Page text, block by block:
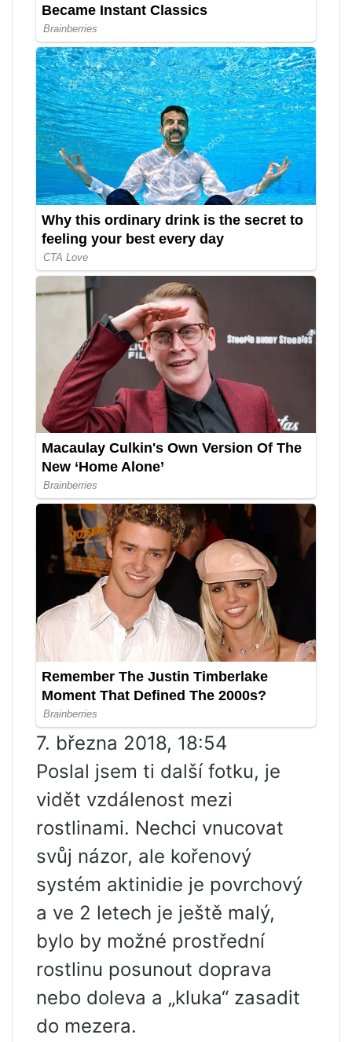
7. března 2018, 18:54
Poslal jsem ti další fotku, je
vidět vzdálenost mezi
rostlinami. Nechci vnucovat
svůj názor, ale kořenový
systém aktinidie je povrchový
a ve 2 letech je ještě malý,
bylo by možné prostřední
rostlinu posunout doprava
nebo doleva a „kluka“ zasadit
do mezera.